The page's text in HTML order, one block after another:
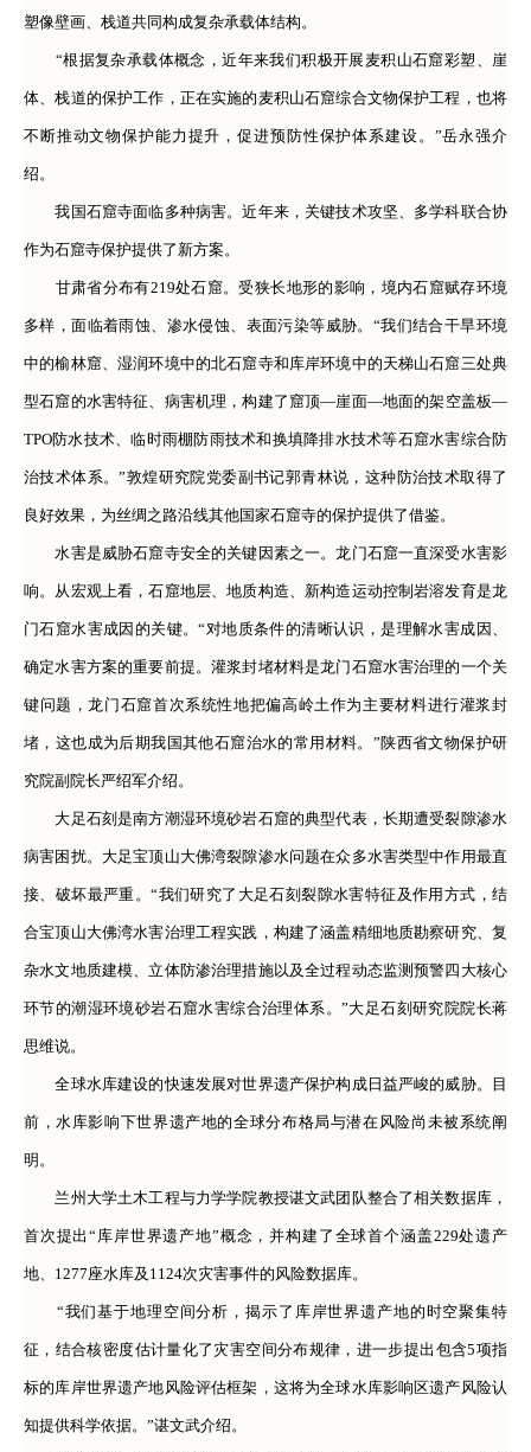
塑像壁画、栈道共同构成复杂承载体结构。
“根据复杂承载体概念，近年来我们积极开展麦积山石窟彩塑、崖
体、栈道的保护工作，正在实施的麦积山石窟综合文物保护工程，也将
不断推动文物保护能力提升，促进预防性保护体系建设。”岳永强介
绍。
我国石窟寺面临多种病害。近年来，关键技术攻坚、多学科联合协
作为石窟寺保护提供了新方案。
甘肃省分布有219处石窟。受狭长地形的影响，境内石窟赋存环境
多样，面临着雨蚀、渗水侵蚀、表面污染等威胁。“我们结合干旱环境
中的榆林窟、湿润环境中的北石窟寺和库岸环境中的天梯山石窟三处典
型石窟的水害特征、病害机理，构建了窟顶—崖面—地面的架空盖板—
TPO防水技术、临时雨棚防雨技术和换填降排水技术等石窟水害综合防
治技术体系。”敦煌研究院党委副书记郭青林说，这种防治技术取得了
良好效果，为丝绸之路沿线其他国家石窟寺的保护提供了借鉴。
水害是威胁石窟寺安全的关键因素之一。龙门石窟一直深受水害影
响。从宏观上看，石窟地层、地质构造、新构造运动控制岩溶发育是龙
门石窟水害成因的关键。“对地质条件的清晰认识，是理解水害成因、
确定水害方案的重要前提。灌浆封堵材料是龙门石窟水害治理的一个关
键问题，龙门石窟首次系统性地把偏高岭土作为主要材料进行灌浆封
堵，这也成为后期我国其他石窟治水的常用材料。”陕西省文物保护研
究院副院长严绍军介绍。
大足石刻是南方潮湿环境砂岩石窟的典型代表，长期遭受裂隙渗水
病害困扰。大足宝顶山大佛湾裂隙渗水问题在众多水害类型中作用最直
接、破坏最严重。“我们研究了大足石刻裂隙水害特征及作用方式，结
合宝顶山大佛湾水害治理工程实践，构建了涵盖精细地质勘察研究、复
杂水文地质建模、立体防渗治理措施以及全过程动态监测预警四大核心
环节的潮湿环境砂岩石窟水害综合治理体系。”大足石刻研究院院长蒋
思维说。
全球水库建设的快速发展对世界遗产保护构成日益严峻的威胁。目
前，水库影响下世界遗产地的全球分布格局与潜在风险尚未被系统阐
明。
兰州大学土木工程与力学学院教授谌文武团队整合了相关数据库，
首次提出“库岸世界遗产地”概念，并构建了全球首个涵盖229处遗产
地、1277座水库及1124次灾害事件的风险数据库。
“我们基于地理空间分析，揭示了库岸世界遗产地的时空聚集特
征，结合核密度估计量化了灾害空间分布规律，进一步提出包含5项指
标的库岸世界遗产地风险评估框架，这将为全球水库影响区遗产风险认
知提供科学依据。”谌文武介绍。